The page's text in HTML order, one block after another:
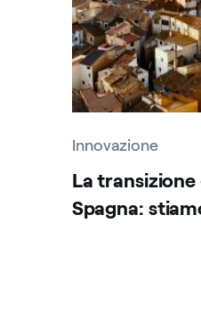
Innovazione
La
Spagna: